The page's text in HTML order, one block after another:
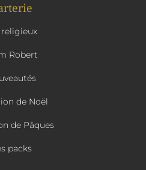
Robert
de Noël
de Pâques
packs